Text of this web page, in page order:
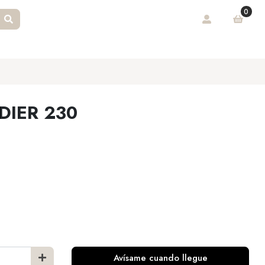
0
230
Avísame cuando llegue